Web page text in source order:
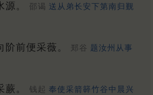
源。 邵谒 送从弟长安下第南归觐
阶前便采薇。 郑谷 题汝州从事
蕨。 钱起 奉使采箭簳竹谷中晨兴